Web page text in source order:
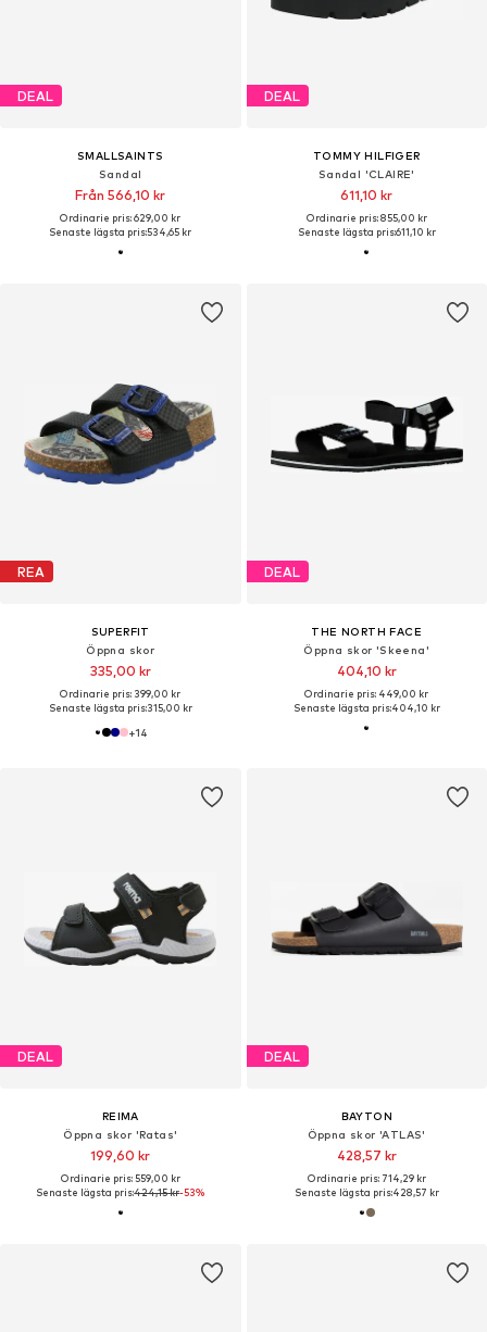
DEAL
SMALLSAINTS
Sandal
Från 566,10 kr
Ordinarie pris: 629,00 kr
Senaste lägsta pris:534,65 kr
DEAL
TOMMY HILFIGER
Sandal 'CLAIRE'
611,10 kr
Ordinarie pris: 855,00 kr
Senaste lägsta pris:611,10 kr
REA
SUPERFIT
Öppna skor
335,00 kr
Ordinarie pris: 399,00 kr
Senaste lägsta pris:315,00 kr
+14
DEAL
THE NORTH FACE
Öppna skor 'Skeena'
404,10 kr
Ordinarie pris: 449,00 kr
Senaste lägsta pris:404,10 kr
DEAL
REIMA
Öppna skor 'Ratas'
199,60 kr
Ordinarie pris: 559,00 kr
Senaste lägsta pris:424,15 kr-53%
DEAL
BAYTON
Öppna skor 'ATLAS'
428,57 kr
Ordinarie pris: 714,29 kr
Senaste lägsta pris:428,57 kr